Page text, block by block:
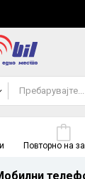
Повторно на